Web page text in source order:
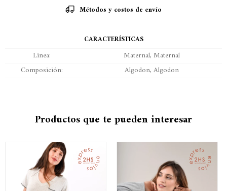
Métodos y costos de envío
CARACTERÍSTICAS
Línea
Maternal, Maternal
Composición
Algodon, Algodon
Productos que te pueden interesar